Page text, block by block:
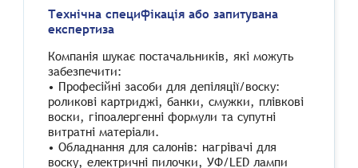
Технічна специфікація або запитувана
експертиза
Компанія шукає постачальників, які можуть
забезпечити:
• Професійні засоби для депіляції/воску:
роликові картриджі, банки, смужки, плівкові
воски, гіпоалергенні формули та супутні
витратні матеріали.
• Обладнання для салонів: нагрівачі для
воску, електричні пилочки, УФ/LED лампи